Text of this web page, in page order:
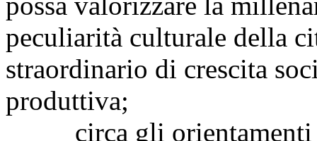
peculiarità culturale della
straordinario di crescita
produttiva;
circa gli orientamenti